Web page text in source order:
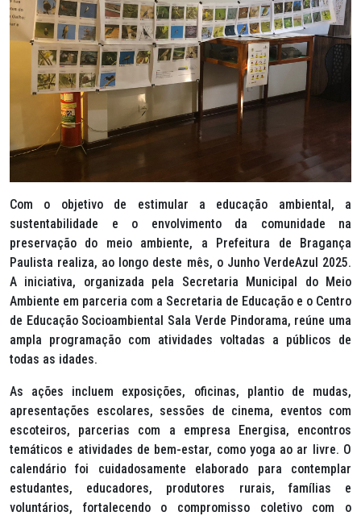
Com o objetivo de estimular a educação ambiental, a
sustentabilidade e o envolvimento da comunidade na
preservação do meio ambiente, a Prefeitura de Bragança
Paulista realiza, ao longo deste mês, o Junho VerdeAzul 2025.
A iniciativa, organizada pela Secretaria Municipal do Meio
Ambiente em parceria com a Secretaria de Educação e o Centro
de Educação Socioambiental Sala Verde Pindorama, reúne uma
ampla programação com atividades voltadas a públicos de
todas as idades.
As ações incluem exposições, oficinas, plantio de mudas,
apresentações escolares, sessões de cinema, eventos com
escoteiros, parcerias com a empresa Energisa, encontros
temáticos e atividades de bem-estar, como yoga ao ar livre. O
calendário foi cuidadosamente elaborado para contemplar
estudantes, educadores, produtores rurais, famílias e
voluntários, fortalecendo o compromisso coletivo com o